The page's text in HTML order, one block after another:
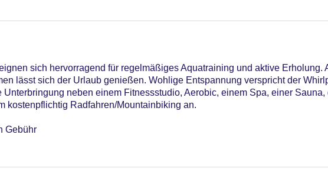
sich hervorragend für regelmäßiges Aquatraining und aktive Erholung.
lässt sich der Urlaub genießen. Wohlige Entspannung verspricht der
Unterbringung neben einem Fitnessstudio, Aerobic, einem Spa, einer
kostenpflichtig Radfahren/Mountainbiking an.
Gebühr